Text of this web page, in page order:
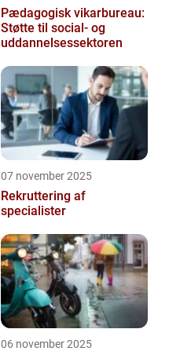
Pædagogisk vikarbureau:
Støtte til social- og
uddannelsessektoren
07 november 2025
Rekruttering af
specialister
06 november 2025